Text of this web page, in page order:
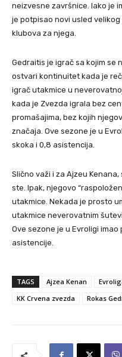
neizvesne završnice. Iako je
je potpisao novi usled
klubova za njega.
Gedraitis je igrač sa kojim se
ostvari kontinuitet kada je
igrač utakmice u
kada je Zvezda igrala bez
promašajima, bez kojih
značaja. Ove sezone je u
skoka i 0,8 asistencija.
Slično važi i za Ajzeu
ste. Ipak, njegovo
utakmice. Nekada je prosto
utakmice neverovatnim
Ove sezone je u Evroligi imao
asistencije.
TAGS Ajzea Kenan
KK Crvena zvezda
Rokas